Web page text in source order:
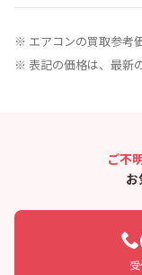
※ エアコンの買取参考
※ 表記の価格は、最新
ご不
お